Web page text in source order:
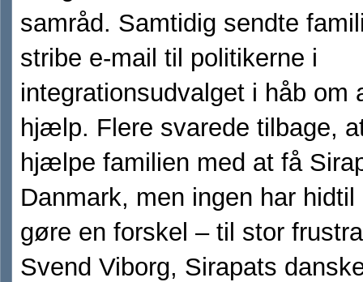
samråd. Samtidig sendte
stribe e-mail til politikerne i
integrationsudvalget i håb om
hjælp. Flere svarede tilbage,
hjælpe familien med at få
Danmark, men ingen har hidtil
gøre en forskel – til stor
Svend Viborg, Sirapats